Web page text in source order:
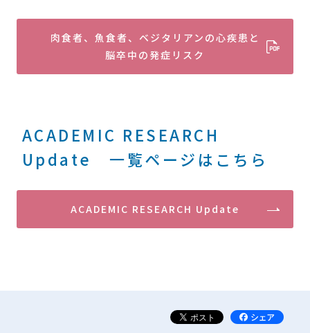
肉食者、魚食者、ベジタリアンの心疾患と
脳卒中の発症リスク
ACADEMIC RESEARCH
Update 一覧ページはこちら
ACADEMIC RESEARCH Update